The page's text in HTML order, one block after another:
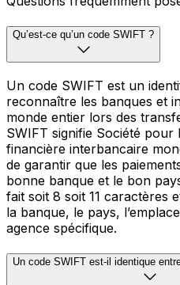
Qu’est-ce qu’un code SWIFT ?
Un code SWIFT est un
reconnaître les banques et
monde entier lors des
SWIFT signifie Société pour
financière interbancaire
de garantir que les
bonne banque et le bon
fait soit 8 soit 11 caractères
la banque, le pays,
agence spécifique.
Un code SWIFT est-il identique